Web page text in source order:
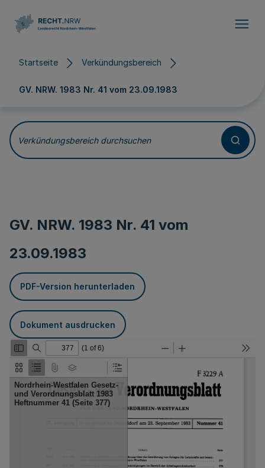
Startseite Verkündungsbereich
GV. NRW. 1983 Nr. 41 vom 23.09.1983
Verkündungsbereich durchsuchen
GV. NRW. 1983 Nr. 41 vom
23.09.1983
PDF-Version herunterladen
Dokument ausdrucken